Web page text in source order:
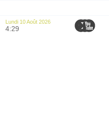
Lundi 10 Août 2026
4:29